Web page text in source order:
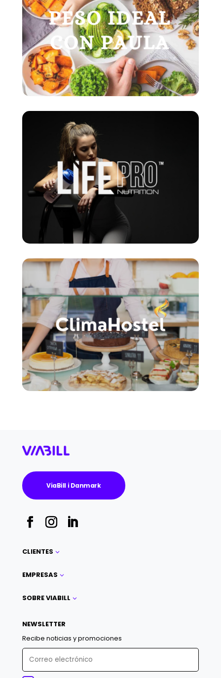
ViaBill i Danmark
CLIENTES 3
EMPRESAS 3
SOBRE VIABILL 3
NEWSLETTER
Recibe noticias y promociones